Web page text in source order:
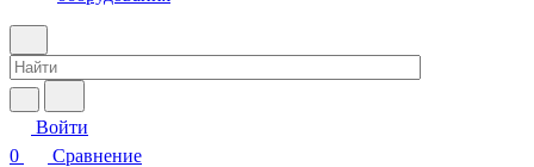
Войти
0
Сравнение